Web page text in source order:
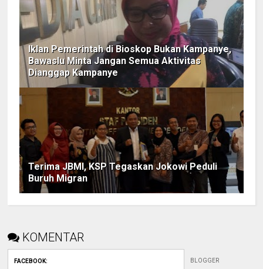
Iklan Pemerintah di Bioskop Bukan Kampanye,
Bawaslu Minta Jangan Semua Aktivitas
Dianggap Kampanye
Terima JBMI, KSP Tegaskan Jokowi Peduli
Buruh Migran
KOMENTAR
FACEBOOK: BLOGGER